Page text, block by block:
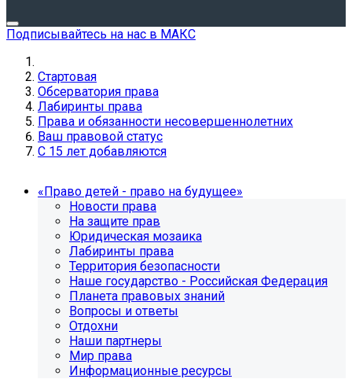
Подписывайтесь на нас в МАКС
Стартовая
Обсерватория права
Лабиринты права
Права и обязанности несовершеннолетних
Ваш правовой статус
С 15 лет добавляются
«Право детей - право на будущее»
Новости права
На защите прав
Юридическая мозаика
Лабиринты права
Территория безопасности
Наше государство - Российская Федерация
Планета правовых знаний
Вопросы и ответы
Отдохни
Наши партнеры
Мир права
Информационные ресурсы